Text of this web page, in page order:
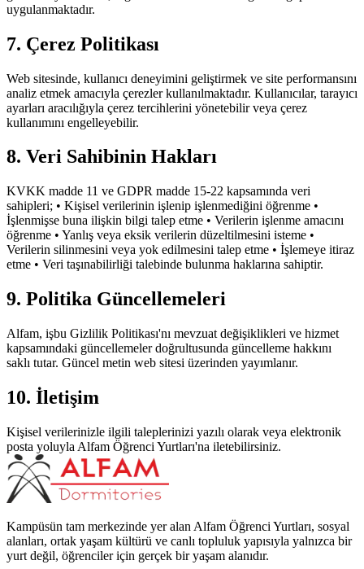
uygulanmaktadır.
7. Çerez Politikası
Web sitesinde, kullanıcı deneyimini geliştirmek ve site performansını
analiz etmek amacıyla çerezler kullanılmaktadır. Kullanıcılar, tarayıcı
ayarları aracılığıyla çerez tercihlerini yönetebilir veya çerez
kullanımını engelleyebilir.
8. Veri Sahibinin Hakları
KVKK madde 11 ve GDPR madde 15-22 kapsamında veri
sahipleri; • Kişisel verilerinin işlenip işlenmediğini öğrenme •
İşlenmişse buna ilişkin bilgi talep etme • Verilerin işlenme amacını
öğrenme • Yanlış veya eksik verilerin düzeltilmesini isteme •
Verilerin silinmesini veya yok edilmesini talep etme • İşlemeye itiraz
etme • Veri taşınabilirliği talebinde bulunma haklarına sahiptir.
9. Politika Güncellemeleri
Alfam, işbu Gizlilik Politikası'nı mevzuat değişiklikleri ve hizmet
kapsamındaki güncellemeler doğrultusunda güncelleme hakkını
saklı tutar. Güncel metin web sitesi üzerinden yayımlanır.
10. İletişim
Kişisel verilerinizle ilgili taleplerinizi yazılı olarak veya elektronik
posta yoluyla Alfam Öğrenci Yurtları'na iletebilirsiniz.
Kampüsün tam merkezinde yer alan Alfam Öğrenci Yurtları, sosyal
alanları, ortak yaşam kültürü ve canlı topluluk yapısıyla yalnızca bir
yurt değil, öğrenciler için gerçek bir yaşam alanıdır.